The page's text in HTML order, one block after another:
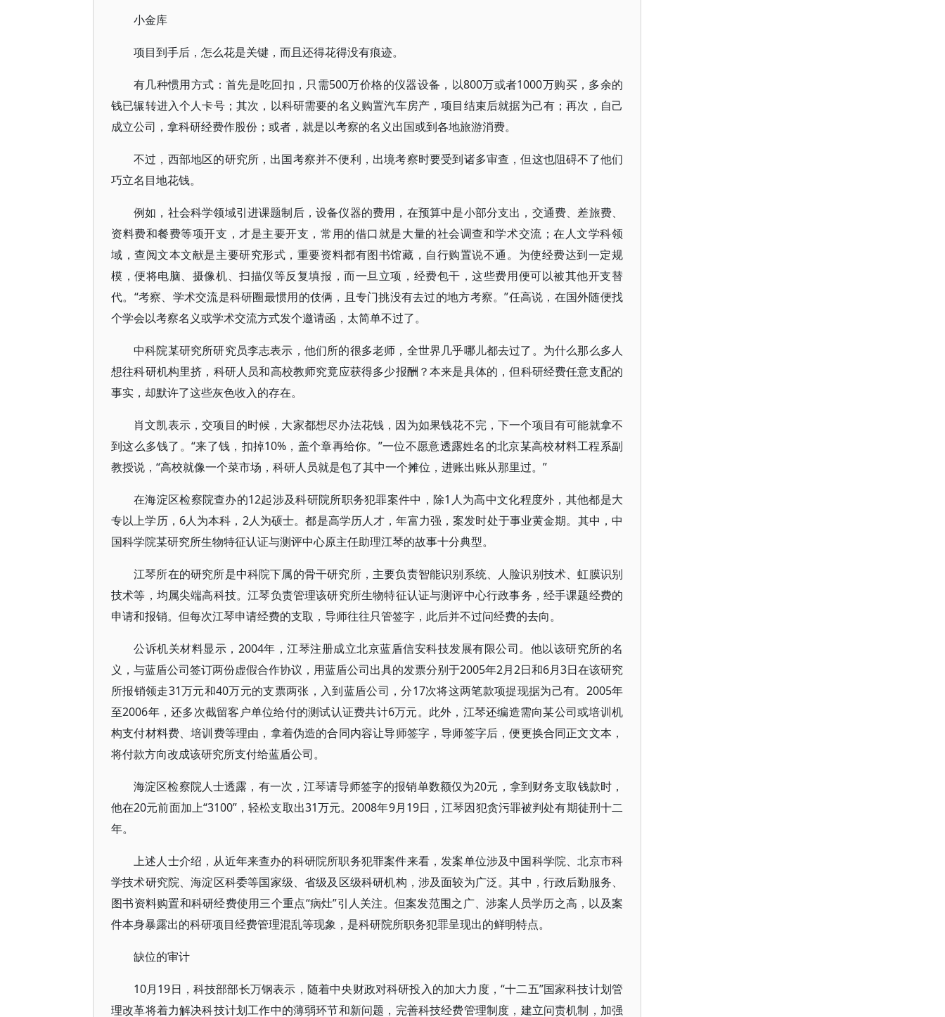
小金库
项目到手后，怎么花是关键，而且还得花得没有痕迹。
有几种惯用方式：首先是吃回扣，只需500万价格的仪器设备，以800万或者1000万购买，多余的
钱已辗转进入个人卡号；其次，以科研需要的名义购置汽车房产，项目结束后就据为己有；再次，自己
成立公司，拿科研经费作股份；或者，就是以考察的名义出国或到各地旅游消费。
不过，西部地区的研究所，出国考察并不便利，出境考察时要受到诸多审查，但这也阻碍不了他们
巧立名目地花钱。
例如，社会科学领域引进课题制后，设备仪器的费用，在预算中是小部分支出，交通费、差旅费、
资料费和餐费等项开支，才是主要开支，常用的借口就是大量的社会调查和学术交流；在人文学科领
域，查阅文本文献是主要研究形式，重要资料都有图书馆藏，自行购置说不通。为使经费达到一定规
模，便将电脑、摄像机、扫描仪等反复填报，而一旦立项，经费包干，这些费用便可以被其他开支替
代。“考察、学术交流是科研圈最惯用的伎俩，且专门挑没有去过的地方考察。”任高说，在国外随便找
个学会以考察名义或学术交流方式发个邀请函，太简单不过了。
中科院某研究所研究员李志表示，他们所的很多老师，全世界几乎哪儿都去过了。为什么那么多人
想往科研机构里挤，科研人员和高校教师究竟应获得多少报酬？本来是具体的，但科研经费任意支配的
事实，却默许了这些灰色收入的存在。
肖文凯表示，交项目的时候，大家都想尽办法花钱，因为如果钱花不完，下一个项目有可能就拿不
到这么多钱了。“来了钱，扣掉10%，盖个章再给你。”一位不愿意透露姓名的北京某高校材料工程系副
教授说，“高校就像一个菜市场，科研人员就是包了其中一个摊位，进账出账从那里过。”
在海淀区检察院查办的12起涉及科研院所职务犯罪案件中，除1人为高中文化程度外，其他都是大
专以上学历，6人为本科，2人为硕士。都是高学历人才，年富力强，案发时处于事业黄金期。其中，中
国科学院某研究所生物特征认证与测评中心原主任助理江琴的故事十分典型。
江琴所在的研究所是中科院下属的骨干研究所，主要负责智能识别系统、人脸识别技术、虹膜识别
技术等，均属尖端高科技。江琴负责管理该研究所生物特征认证与测评中心行政事务，经手课题经费的
申请和报销。但每次江琴申请经费的支取，导师往往只管签字，此后并不过问经费的去向。
公诉机关材料显示，2004年，江琴注册成立北京蓝盾信安科技发展有限公司。他以该研究所的名
义，与蓝盾公司签订两份虚假合作协议，用蓝盾公司出具的发票分别于2005年2月2日和6月3日在该研究
所报销领走31万元和40万元的支票两张，入到蓝盾公司，分17次将这两笔款项提现据为己有。2005年
至2006年，还多次截留客户单位给付的测试认证费共计6万元。此外，江琴还编造需向某公司或培训机
构支付材料费、培训费等理由，拿着伪造的合同内容让导师签字，导师签字后，便更换合同正文文本，
将付款方向改成该研究所支付给蓝盾公司。
海淀区检察院人士透露，有一次，江琴请导师签字的报销单数额仅为20元，拿到财务支取钱款时，
他在20元前面加上“3100”，轻松支取出31万元。2008年9月19日，江琴因犯贪污罪被判处有期徒刑十二
年。
上述人士介绍，从近年来查办的科研院所职务犯罪案件来看，发案单位涉及中国科学院、北京市科
学技术研究院、海淀区科委等国家级、省级及区级科研机构，涉及面较为广泛。其中，行政后勤服务、
图书资料购置和科研经费使用三个重点“病灶”引人关注。但案发范围之广、涉案人员学历之高，以及案
件本身暴露出的科研项目经费管理混乱等现象，是科研院所职务犯罪呈现出的鲜明特点。
缺位的审计
10月19日，科技部部长万钢表示，随着中央财政对科研投入的加大力度，“十二五”国家科技计划管
理改革将着力解决科技计划工作中的薄弱环节和新问题，完善科技经费管理制度，建立问责机制，加强